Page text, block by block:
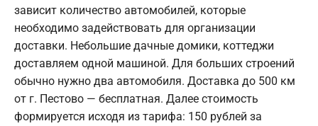
зависит количество автомобилей, которые
необходимо задействовать для организации
доставки. Небольшие дачные домики, коттеджи
доставляем одной машиной. Для больших строений
обычно нужно два автомобиля. Доставка до 500 км
от г. Пестово — бесплатная. Далее стоимость
формируется исходя из тарифа: 150 рублей за